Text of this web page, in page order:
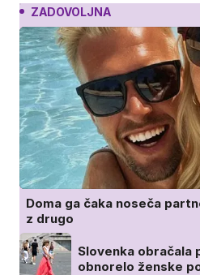
ZADOVOLJNA
Doma ga čaka noseča
z drugo
Slovenka obračala
obnorelo ženske